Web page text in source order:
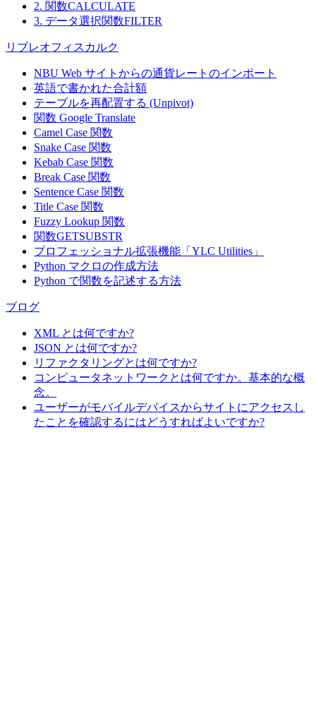
2. 関数CALCULATE
3. データ選択関数FILTER
リブレオフィスカルク
NBU Web サイトからの通貨レートのインポート
英語で書かれた合計額
テーブルを再配置する (Unpivot)
関数 Google Translate
Camel Case 関数
Snake Case 関数
Kebab Case 関数
Break Case 関数
Sentence Case 関数
Title Case 関数
Fuzzy Lookup 関数
関数GETSUBSTR
プロフェッショナル拡張機能「YLC Utilities」
Python マクロの作成方法
Python で関数を記述する方法
ブログ
XML とは何ですか?
JSON とは何ですか?
リファクタリングとは何ですか?
コンピュータネットワークとは何ですか。基本的な概
念。
ユーザーがモバイルデバイスからサイトにアクセスし
たことを確認するにはどうすればよいですか?